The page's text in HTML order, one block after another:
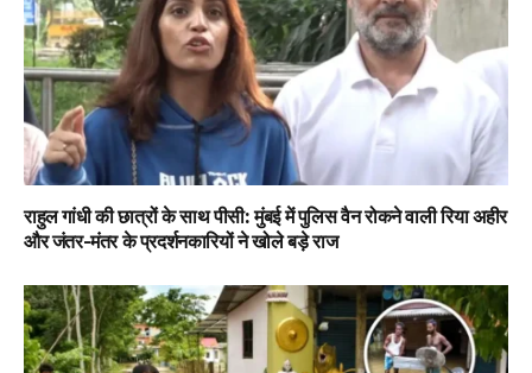
राहुल गांधी की छात्रों के साथ पीसी: मुंबई में पुलिस वैन रोकने वाली रिया अहीर
और जंतर-मंतर के प्रदर्शनकारियों ने खोले बड़े राज